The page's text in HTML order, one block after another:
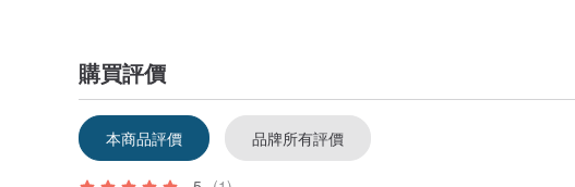
購買評價
本商品評價 品牌所有評價